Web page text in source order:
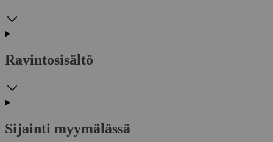
Ravintosisältö
Sijainti myymälässä